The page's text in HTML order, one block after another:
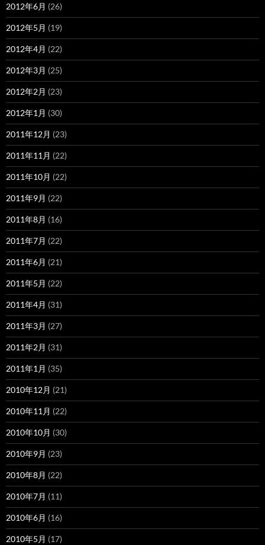
2012年6月 (26)
2012年5月 (19)
2012年4月 (22)
2012年3月 (25)
2012年2月 (23)
2012年1月 (30)
2011年12月 (23)
2011年11月 (22)
2011年10月 (22)
2011年9月 (22)
2011年8月 (16)
2011年7月 (22)
2011年6月 (21)
2011年5月 (22)
2011年4月 (31)
2011年3月 (27)
2011年2月 (31)
2011年1月 (35)
2010年12月 (21)
2010年11月 (22)
2010年10月 (30)
2010年9月 (23)
2010年8月 (22)
2010年7月 (11)
2010年6月 (16)
2010年5月 (17)